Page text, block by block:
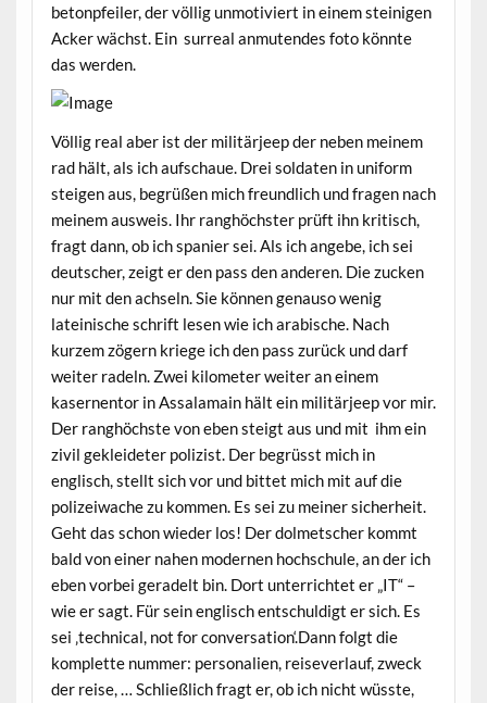
betonpfeiler, der völlig unmotiviert in einem steinigen
Acker wächst. Ein surreal anmutendes foto könnte
das werden.
Völlig real aber ist der militärjeep der neben meinem
rad hält, als ich aufschaue. Drei soldaten in uniform
steigen aus, begrüßen mich freundlich und fragen nach
meinem ausweis. Ihr ranghöchster prüft ihn kritisch,
fragt dann, ob ich spanier sei. Als ich angebe, ich sei
deutscher, zeigt er den pass den anderen. Die zucken
nur mit den achseln. Sie können genauso wenig
lateinische schrift lesen wie ich arabische. Nach
kurzem zögern kriege ich den pass zurück und darf
weiter radeln. Zwei kilometer weiter an einem
kasernentor in Assalamain hält ein militärjeep vor mir.
Der ranghöchste von eben steigt aus und mit ihm ein
zivil gekleideter polizist. Der begrüsst mich in
englisch, stellt sich vor und bittet mich mit auf die
polizeiwache zu kommen. Es sei zu meiner sicherheit.
Geht das schon wieder los! Der dolmetscher kommt
bald von einer nahen modernen hochschule, an der ich
eben vorbei geradelt bin. Dort unterrichtet er „IT“ –
wie er sagt. Für sein englisch entschuldigt er sich. Es
sei ‚technical, not for conversation‘.Dann folgt die
komplette nummer: personalien, reiseverlauf, zweck
der reise, … Schließlich fragt er, ob ich nicht wüsste,